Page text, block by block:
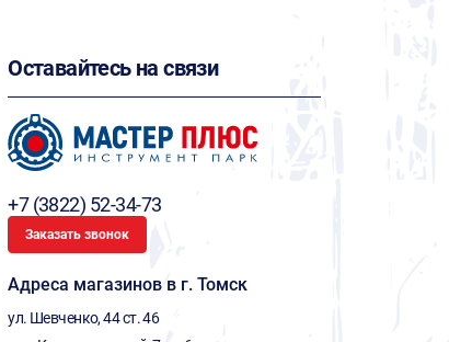
Оставайтесь на связи
+7 (3822) 52-34-73
Заказать звонок
Адреса магазинов в г. Томск
ул. Шевченко, 44 ст. 46